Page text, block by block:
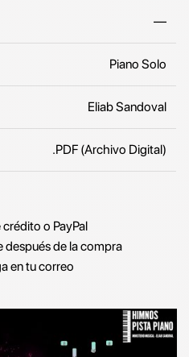
—
Piano Solo
Eliab Sandoval
.PDF (Archivo Digital)
o PayPal
después de la compra
en tu correo